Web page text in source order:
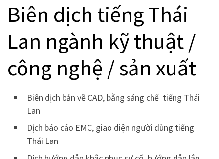
Biên dịch tiếng Thái
Lan ngành kỹ thuật /
công nghệ / sản xuất
Biên dịch bản vẽ CAD, bằng sáng chế tiếng Thái
Lan
Dịch báo cáo EMC, giao diện người dùng tiếng
Thái Lan